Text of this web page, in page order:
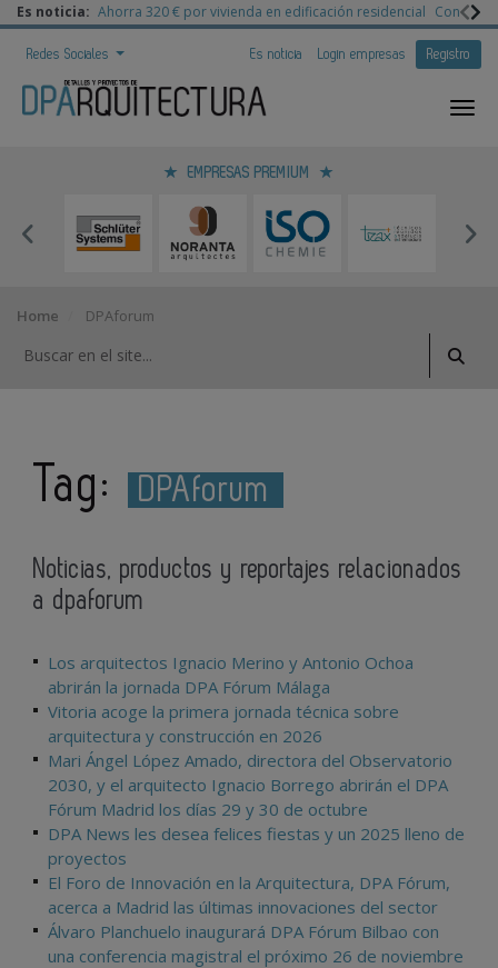
Es noticia: Ahorra 320 € por vivienda en edificación residencial
Redes Sociales Es noticia Login empresas Registro
EMPRESAS PREMIUM
Home DPAforum
Tag: DPAforum
Noticias, productos y reportajes relacionados
a dpaforum
Los arquitectos Ignacio Merino y Antonio Ochoa
abrirán la jornada DPA Fórum Málaga
Vitoria acoge la primera jornada técnica sobre
arquitectura y construcción en 2026
Mari Ángel López Amado, directora del Observatorio
2030, y el arquitecto Ignacio Borrego abrirán el DPA
Fórum Madrid los días 29 y 30 de octubre
DPA News les desea felices fiestas y un 2025 lleno de
proyectos
El Foro de Innovación en la Arquitectura, DPA Fórum,
acerca a Madrid las últimas innovaciones del sector
Álvaro Planchuelo inaugurará DPA Fórum Bilbao con
una conferencia magistral el próximo 26 de noviembre